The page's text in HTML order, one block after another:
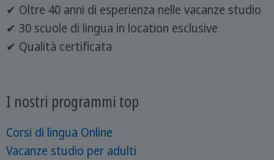
✔ Oltre 40 anni di esperienza nelle vacanze studio
✔ 30 scuole di lingua in location esclusive
✔ Qualità certificata
I nostri programmi top
Corsi di lingua Online
Vacanze studio per adulti